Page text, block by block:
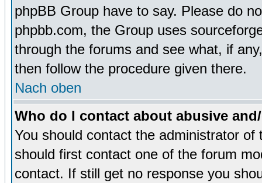
phpBB Group have to say. Please do
phpbb.com, the Group uses
through the forums and see what, if
then follow the procedure given there.
Nach oben
Who do I contact about abusive
You should contact the administrator
should first contact one of the forum
contact. If still get no response you